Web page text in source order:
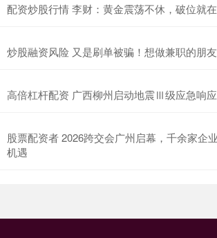
配资炒股行情 李财：黄金震荡不休，破位就
炒股融资风险 又是刷单被骗！想做兼职的朋
高倍杠杆配资 广西柳州启动地震Ⅲ级应急响应
股票配资者 2026跨交会广州启幕，千余家企
机遇